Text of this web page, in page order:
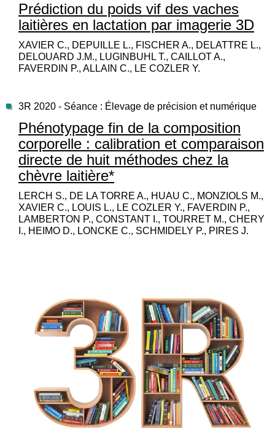
Prédiction du poids vif des vaches
laitières en lactation par imagerie 3D
XAVIER C., DEPUILLE L., FISCHER A., DELATTRE L.,
DELOUARD J.M., LUGINBUHL T., CAILLOT A.,
FAVERDIN P., ALLAIN C., LE COZLER Y.
3R 2020 - Séance : Élevage de précision et numérique
Phénotypage fin de la composition
corporelle : calibration et comparaison
directe de huit méthodes chez la
chèvre laitière*
LERCH S., DE LA TORRE A., HUAU C., MONZIOLS M.,
XAVIER C., LOUIS L., LE COZLER Y., FAVERDIN P.,
LAMBERTON P., CONSTANT I., TOURRET M., CHERY
I., HEIMO D., LONCKE C., SCHMIDELY P., PIRES J.